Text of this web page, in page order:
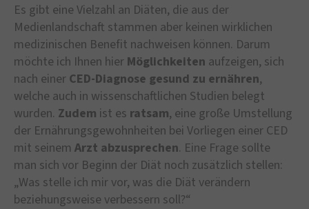
Es gibt eine Vielzahl an Diäten, die aus der
Medienlandschaft stammen aber keinen wirklichen
medizinischen Benefit nachweisen können. Darum
möchte ich Ihnen hier Möglichkeiten aufzeigen, sich
nach einer CED-Diagnose gesund zu ernähren,
welche auch in wissenschaftlichen Studien belegt
wurden. Zudem ist es ratsam, eine große Umstellung
der Ernährungsgewohnheiten bei Vorliegen einer CED
mit seinem Arzt abzusprechen. Eine Frage sollte
man sich vor Beginn der Diät noch zusätzlich stellen:
„Was stelle ich mir vor, was die Diät verändern
beziehungsweise verbessern soll?“